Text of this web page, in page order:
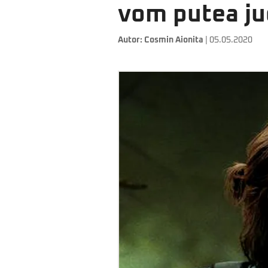
vom putea
Autor: Cosmin Aionita | 05.05.2020